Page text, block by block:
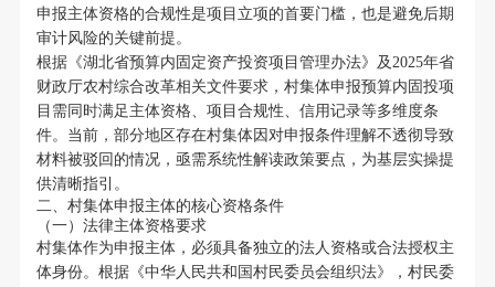
申报主体资格的合规性是项目立项的首要门槛，也是避免后期
审计风险的关键前提。
根据《湖北省预算内固定资产投资项目管理办法》及2025年省
财政厅农村综合改革相关文件要求，村集体申报预算内固投项
目需同时满足主体资格、项目合规性、信用记录等多维度条
件。当前，部分地区存在村集体因对申报条件理解不透彻导致
材料被驳回的情况，亟需系统性解读政策要点，为基层实操提
供清晰指引。
二、村集体申报主体的核心资格条件
（一）法律主体资格要求
村集体作为申报主体，必须具备独立的法人资格或合法授权主
体身份。根据《中华人民共和国村民委员会组织法》，村民委